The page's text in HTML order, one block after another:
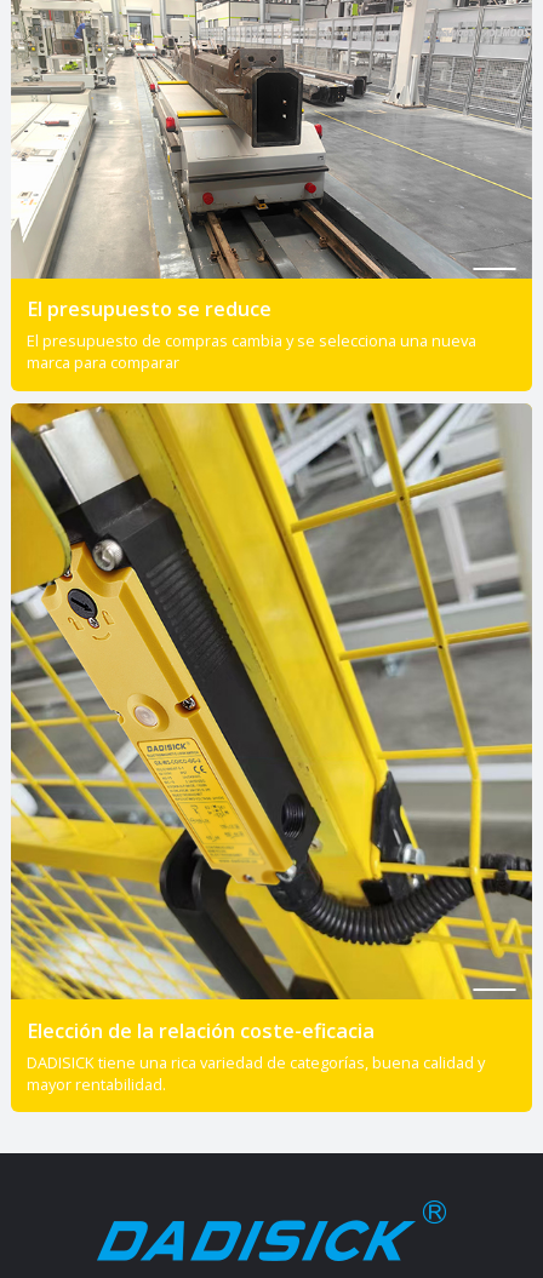
El presupuesto se reduce
El presupuesto de compras cambia y se selecciona una nueva
marca para comparar
Elección de la relación coste-eficacia
DADISICK tiene una rica variedad de categorías, buena calidad y
mayor rentabilidad.